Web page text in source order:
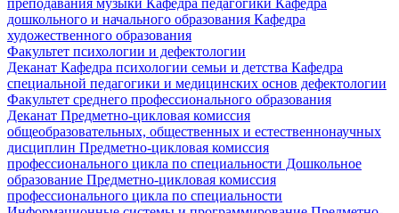
дошкольного и начального образования Кафедра
художественного образования
Факультет психологии и дефектологии
Деканат Кафедра психологии семьи и детства Кафедра
специальной педагогики и медицинских основ дефектологии
Факультет среднего профессионального образования
Деканат Предметно-цикловая комиссия
общеобразовательных, общественных и естественнонаучных
дисциплин Предметно-цикловая комиссия
профессионального цикла по специальности Дошкольное
образование Предметно-цикловая комиссия
профессионального цикла по специальности